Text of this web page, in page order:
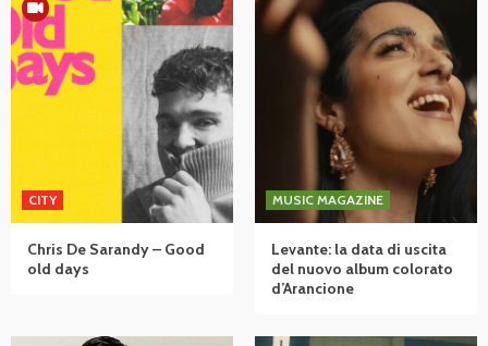
CITY
Chris De Sarandy – Good
old days
MUSIC MAGAZINE
Levante: la data di uscita
del nuovo album colorato
d’Arancione